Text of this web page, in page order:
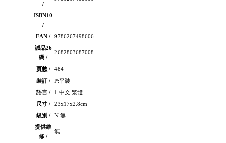
/
ISBN10
/
EAN /
9786267498606
誠品26
碼 /
2682803687008
頁數 /
484
裝訂 /
P:平裝
語言 /
1:中文 繁體
尺寸 /
23x17x2.8cm
級別 /
N:無
提供維
修 /
無